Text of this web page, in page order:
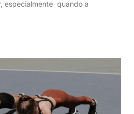
especialmente quando a